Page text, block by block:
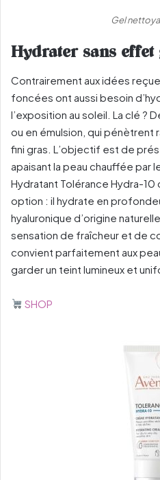
Gel
Hydrater sans effet
Contrairement aux idées
foncées ont aussi besoin
l’exposition au soleil. La clé ?
ou en émulsion, qui pénètrent
fini gras. L’objectif est de
apaisant la peau chauffée par
Hydratant Tolérance Hydra-
option : il hydrate en
hyaluronique d’origine
sensation de fraîcheur et de
convient parfaitement aux
garder un teint lumineux et
SHOP